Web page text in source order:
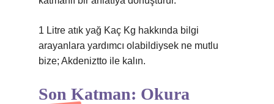
1 Litre atık yağ Kaç Kg hakkında bilgi
arayanlara yardımcı olabildiysek ne mutlu
bize; Akdeniztto ile kalın.
Son Katman: Okura